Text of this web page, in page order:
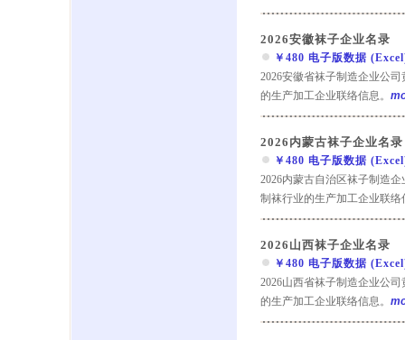
2026安徽袜子企业名录
￥480 电子版数据
2026安徽省袜子制造企业公
的生产加工企业联络信息。
2026内蒙古袜子企业名录
￥480 电子版数据
2026内蒙古自治区袜子制造
制袜行业的生产加工企业联络
2026山西袜子企业名录
￥480 电子版数据
2026山西省袜子制造企业公
的生产加工企业联络信息。